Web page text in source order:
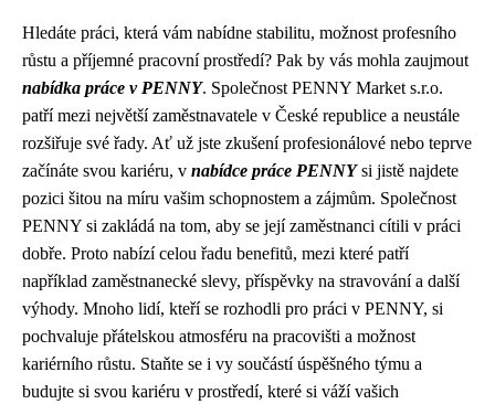
Hledáte práci, která vám nabídne stabilitu, možnost profesního
růstu a příjemné pracovní prostředí? Pak by vás mohla zaujmout
nabídka práce v PENNY. Společnost PENNY Market s.r.o.
patří mezi největší zaměstnavatele v České republice a neustále
rozšiřuje své řady. Ať už jste zkušení profesionálové nebo teprve
začínáte svou kariéru, v nabídce práce PENNYsi jistě najdete
pozici šitou na míru vašim schopnostem a zájmům. Společnost
PENNY si zakládá na tom, aby se její zaměstnanci cítili v práci
dobře. Proto nabízí celou řadu benefitů, mezi které patří
například zaměstnanecké slevy, příspěvky na stravování a další
výhody. Mnoho lidí, kteří se rozhodli pro práci v PENNY, si
pochvaluje přátelskou atmosféru na pracovišti a možnost
kariérního růstu. Staňte se i vy součástí úspěšného týmu a
budujte si svou kariéru v prostředí, které si váží vašich